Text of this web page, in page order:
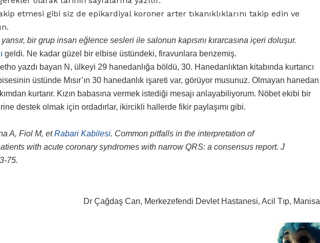
etmesi gibi siz de epikardiyal koroner arter tıkanıklıklarını takip edin ve
bir grup insan eğlence sesleri ile salonun kapısını kırarcasına içeri doluşur.
geldi. Ne kadar güzel bir elbise üstündeki, firavunlara benzemiş.
yazdı bayan N, ülkeyi 29 hanedanlığa böldü, 30. Hanedanlıktan kitabında kurtarıcı
üstünde Mısır’ın 30 hanedanlık işareti var, görüyor musunuz. Olmayan hanedan
kurtarır. Kızın babasına vermek istediği mesajı anlayabiliyorum. Nöbet ekibi bir
destek olmak için ordadırlar, ikircikli hallerde fikir paylaşımı gibi.
A, Fiol M, etRabari Kabilesi. Common pitfalls in the interpretation of
with acute coronary syndromes with narrow QRS: a consensus report. J
75.
Dr Çağdaş Can, Merkezefendi Devlet Hastanesi, Acil Tıp, Manisa